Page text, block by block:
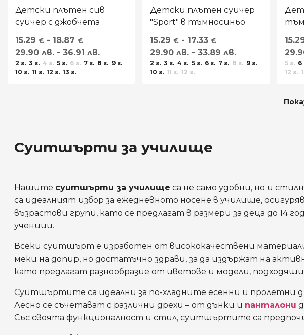
Детски плътен сив
суичер с джобчета
15.29 € - 18.87 €
29.90 лв. - 36.91 лв.
2 г. 3 г. 4 г. 5 г. 6 г. 7 г. 8 г. 9 г.
10 г. 11 г. 12 г. 13 г.
Детски плътен суичер
"Sport" в тъмносиньо
15.29 €- 17.33 €
29.90 лв. - 33.89 лв.
2 г. 3 г. 4 г. 5 г. 6 г. 7 г. 8 г. 9 г.
10 г. 11 г. 12 г.
5 г. 6
12 г.
Суитшърти за училище
Нашите суитшърти за училище са не само удобни, но и
са идеалният избор за ежедневното носене в училище,
възрастови групи, като се предлагат в размери за деца до 14
ученици.
Всеки суитшърт е изработен от висококачествени
меки на допир, но достатъчно здрави, за да издържат на
като предлагат разнообразие от цветове и модели, подходящи
Суитшъртите са идеални за по-хладните есенни и пролетни
Лесно се съчетават с различни дрехи – от дънки и панталони
Със своята функционалност и стил, суитшъртите са